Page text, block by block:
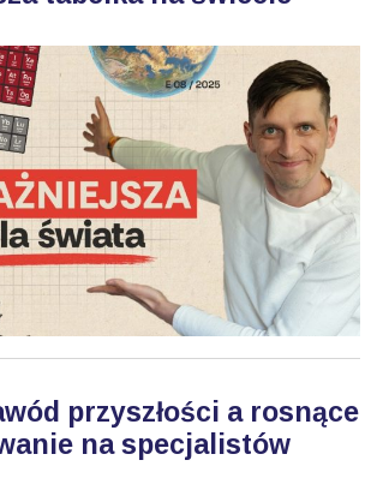
przyszłości a rosnące
na specjalistów